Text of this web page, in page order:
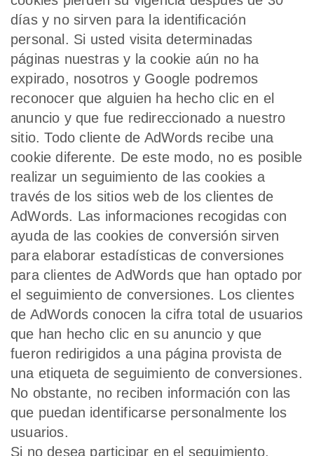
días y no sirven para la identificación
personal. Si usted visita determinadas
páginas nuestras y la cookie aún no ha
expirado, nosotros y Google podremos
reconocer que alguien ha hecho clic en el
anuncio y que fue redireccionado a nuestro
sitio. Todo cliente de AdWords recibe una
cookie diferente. De este modo, no es posible
realizar un seguimiento de las cookies a
través de los sitios web de los clientes de
AdWords. Las informaciones recogidas con
ayuda de las cookies de conversión sirven
para elaborar estadísticas de conversiones
para clientes de AdWords que han optado por
el seguimiento de conversiones. Los clientes
de AdWords conocen la cifra total de usuarios
que han hecho clic en su anuncio y que
fueron redirigidos a una página provista de
una etiqueta de seguimiento de conversiones.
No obstante, no reciben información con las
que puedan identificarse personalmente los
usuarios.
Si no desea participar en el seguimiento,